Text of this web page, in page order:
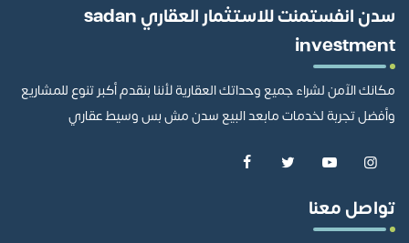
سدن انفستمنت للاستثمار العقاري sadan
investment
مكانك الآمن لشراء جميع وحداتك العقارية لأننا بنقدم أكبر تنوع للمشاريع
وأفضل تجربة لخدمات مابعد البيع سدن مش بس وسيط عقاري
تواصل معنا